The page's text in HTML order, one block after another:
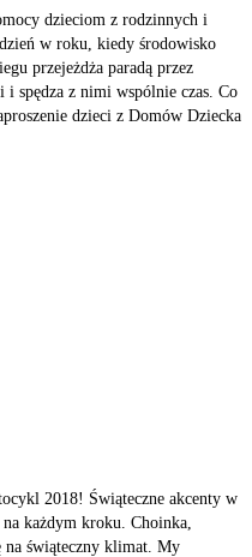
dzieciom z rodzinnych i
w roku, kiedy środowisko
przejeżdża paradą przez
i spędza z nimi wspólnie czas. Co
dzieci z Domów Dziecka
2018! Świąteczne akcenty w
każdym kroku. Choinka,
na świąteczny klimat. My